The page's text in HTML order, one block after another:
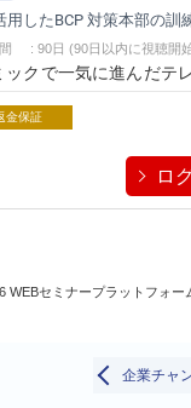
ジメント
テム
用したBCP 対策本部の訓
: 90日 (90日以内に視聴開
クで一気に進んだテ
余儀なくされていま
を確保するための訓
金保証
ロ
企業チャ
WEBセミナープラットフォー